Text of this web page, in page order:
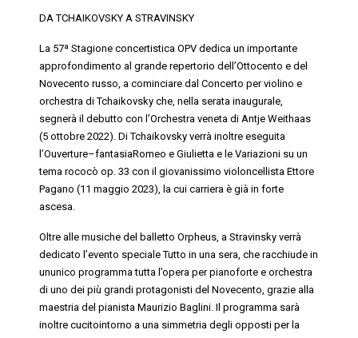
DA TCHAIKOVSKY A STRAVINSKY
La 57ª Stagione concertistica OPV dedica un importante
approfondimento al grande repertorio dell’Ottocento e del
Novecento russo, a cominciare dal Concerto per violino e
orchestra di Tchaikovsky che, nella serata inaugurale,
segnerà il debutto con l’Orchestra veneta di Antje Weithaas
(5 ottobre 2022). Di Tchaikovsky verrà inoltre eseguita
l’Ouverture–fantasiaRomeo e Giuliettae leVariazioni su un
tema rococò op. 33 con ilgiovanissimo violoncellista Ettore
Pagano (11 maggio 2023), la cui carriera è già in forte
ascesa.
Oltre alle musiche del ballettoOrpheus , a Stravinsky verrà
dedicato l’evento specialeTutto in una sera , che racchiude in
ununico programma tutta l’opera per pianoforte e orchestra
di uno dei più grandi protagonisti del Novecento, grazie alla
maestria delpianista Maurizio Baglini . Il programma sarà
inoltre cucitointorno a una simmetria degli opposti per la